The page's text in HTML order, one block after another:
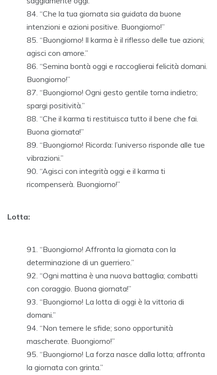
“Che la tua giornata sia guidata da buone
intenzioni e azioni positive. Buongiorno!”
“Buongiorno! Il karma è il riflesso delle tue azioni;
agisci con amore.”
“Semina bontà oggi e raccoglierai felicità domani.
Buongiorno!”
“Buongiorno! Ogni gesto gentile torna indietro;
spargi positività.”
“Che il karma ti restituisca tutto il bene che fai.
Buona giornata!”
“Buongiorno! Ricorda: l’universo risponde alle tue
vibrazioni.”
“Agisci con integrità oggi e il karma ti
ricompenserà. Buongiorno!”
Lotta:
“Buongiorno! Affronta la giornata con la
determinazione di un guerriero.”
“Ogni mattina è una nuova battaglia; combatti
con coraggio. Buona giornata!”
“Buongiorno! La lotta di oggi è la vittoria di
domani.”
“Non temere le sfide; sono opportunità
mascherate. Buongiorno!”
“Buongiorno! La forza nasce dalla lotta; affronta
la giornata con grinta.”